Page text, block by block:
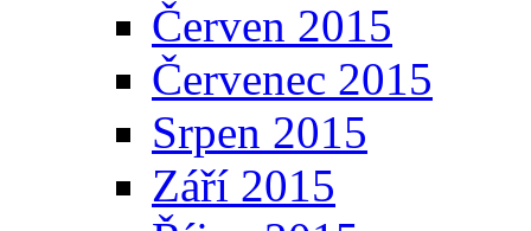
Červen 2015
Červenec 2015
Srpen 2015
Září 2015